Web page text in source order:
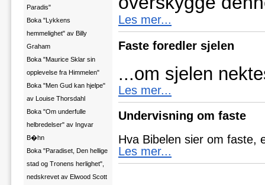
Paradis"
Boka "Lykkens
hemmelighet" av Billy
Graham
Boka "Maurice Sklar sin
opplevelse fra Himmelen"
Boka "Men Gud kan hjelpe"
av Louise Thorsdahl
Boka "Om underfulle
helbredelser" av Ingvar
B�hn
Boka "Paradiset, Den hellige
stad og Tronens herlighet",
nedskrevet av Elwood Scott
Les mer...
Faste foredler sjelen
...om sjelen
Les mer...
Undervisning om faste
Hva Bibelen sier om faste,
Les mer...